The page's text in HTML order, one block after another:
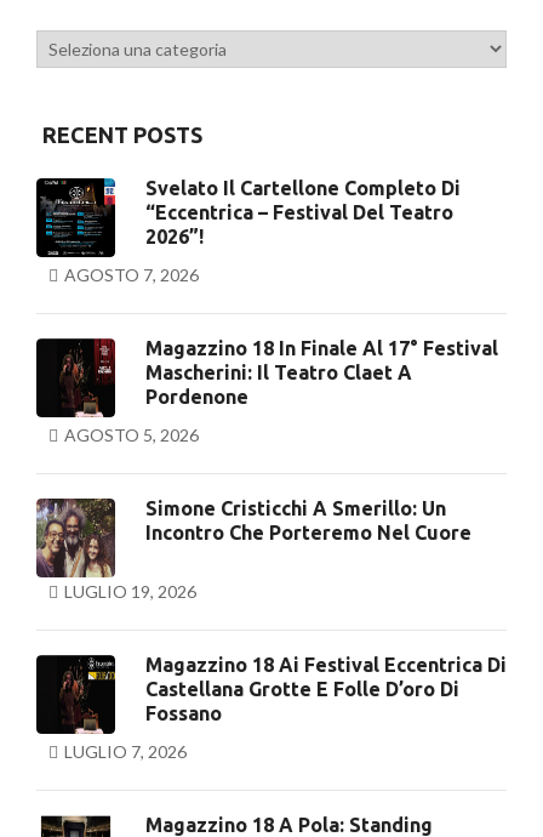
Categorie
RECENT POSTS
Svelato Il Cartellone Completo Di
“Eccentrica – Festival Del Teatro
2026”!
AGOSTO 7, 2026
Magazzino 18 In Finale Al 17° Festival
Mascherini: Il Teatro Claet A
Pordenone
AGOSTO 5, 2026
Simone Cristicchi A Smerillo: Un
Incontro Che Porteremo Nel Cuore
LUGLIO 19, 2026
Magazzino 18 Ai Festival Eccentrica Di
Castellana Grotte E Folle D’oro Di
Fossano
LUGLIO 7, 2026
Magazzino 18 A Pola: Standing